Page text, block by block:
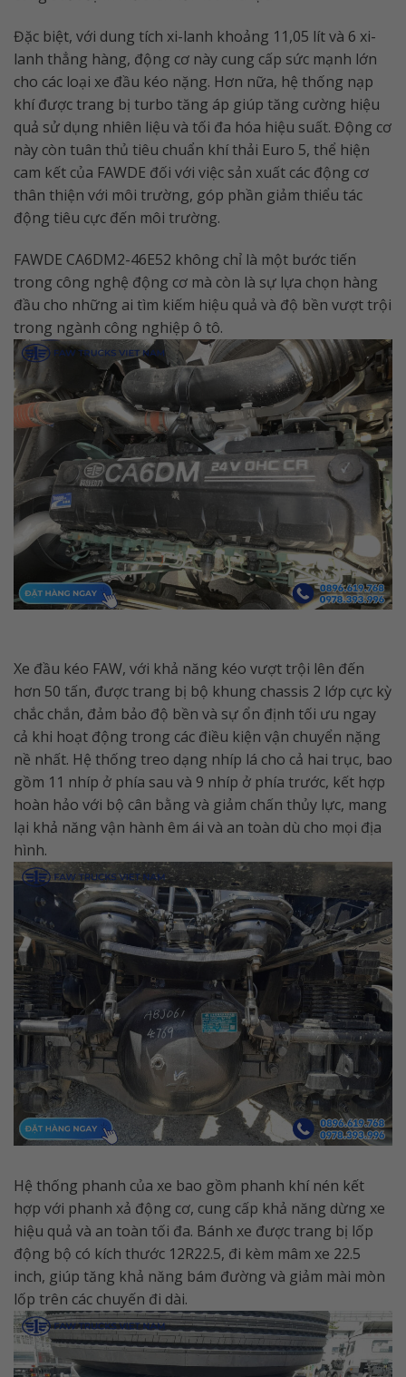
Đặc biệt, với dung tích xi-lanh khoảng 11,05 lít và 6 xi-
lanh thẳng hàng, động cơ này cung cấp sức mạnh lớn
cho các loại xe đầu kéo nặng. Hơn nữa, hệ thống nạp
khí được trang bị turbo tăng áp giúp tăng cường hiệu
quả sử dụng nhiên liệu và tối đa hóa hiệu suất. Động cơ
này còn tuân thủ tiêu chuẩn khí thải Euro 5, thể hiện
cam kết của FAWDE đối với việc sản xuất các động cơ
thân thiện với môi trường, góp phần giảm thiểu tác
động tiêu cực đến môi trường.
FAWDE CA6DM2-46E52 không chỉ là một bước tiến
trong công nghệ động cơ mà còn là sự lựa chọn hàng
đầu cho những ai tìm kiếm hiệu quả và độ bền vượt trội
trong ngành công nghiệp ô tô.
Xe đầu kéo FAW, với khả năng kéo vượt trội lên đến
hơn 50 tấn, được trang bị bộ khung chassis 2 lớp cực kỳ
chắc chắn, đảm bảo độ bền và sự ổn định tối ưu ngay
cả khi hoạt động trong các điều kiện vận chuyển nặng
nề nhất. Hệ thống treo dạng nhíp lá cho cả hai trục, bao
gồm 11 nhíp ở phía sau và 9 nhíp ở phía trước, kết hợp
hoàn hảo với bộ cân bằng và giảm chấn thủy lực, mang
lại khả năng vận hành êm ái và an toàn dù cho mọi địa
hình.
Hệ thống phanh của xe bao gồm phanh khí nén kết
hợp với phanh xả động cơ, cung cấp khả năng dừng xe
hiệu quả và an toàn tối đa. Bánh xe được trang bị lốp
động bộ có kích thước 12R22.5, đi kèm mâm xe 22.5
inch, giúp tăng khả năng bám đường và giảm mài mòn
lốp trên các chuyến đi dài.